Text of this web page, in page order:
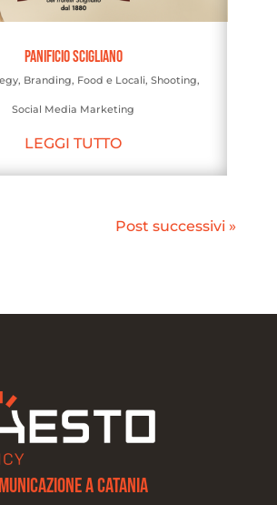
Panificio Scigliano
, Branding, Food e Locali, Shooting,
Social Media Marketing
LEGGI TUTTO
Post successivi »
a Catania